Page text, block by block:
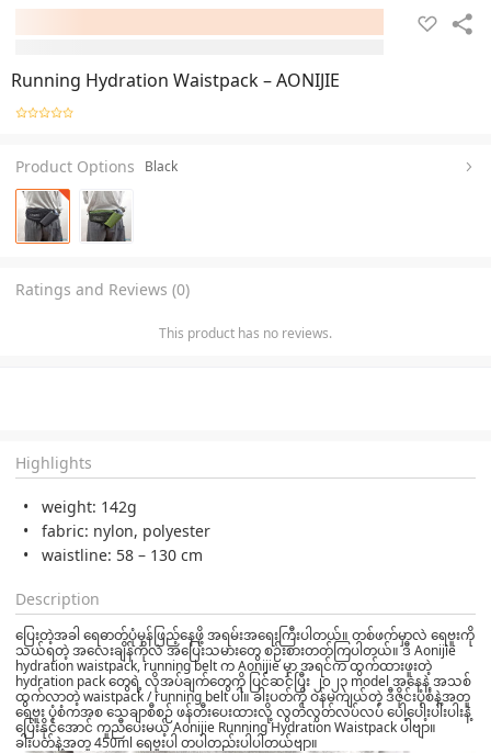
Running Hydration Waistpack – AONIJIE
Product Options Black
Ratings and Reviews (0)
This product has no reviews.
Highlights
weight: 142g
fabric: nylon, polyester
waistline: 58 – 130 cm
Description
ပြေးတဲ့အခါ ရေဓာတ်ပုံမှန်ဖြည့်နေဖို့ အရမ်းအရေးကြီးပါတယ်။ တစ်ဖက်မှာလဲ ရေဗူးကို
သယ်ရတဲ့ အလေးချိန်ကိုလဲ အပြေးသမားတွေ စဉ်းစားတတ်ကြပါတယ်။ ဒီ Aonijie
hydration waistpack, running belt က Aonijie မှာ အရင်က ထွက်ထားဖူးတဲ့
hydration pack တွေရဲ့ လိုအပ်ချက်တွေကို ပြင်ဆင်ပြီး ၂၀၂၃ model အနေနဲ့ အသစ်
ထွက်လာတဲ့ waistpack / running belt ပါ။ ခါးပတ်ကို ဝန်မကျယ်တဲ့ ဒီဇိုင်းပုံစံနဲ့အတူ
ရေဗူး ပုံစံကအစ ‌သေချာစီစဉ် ဖန်တီးပေးထားလို့ လွတ်လွတ်လပ်လပ် ပေါ့ပေါ့းပါးပါးနဲ့
ပြေးနိုင်အောင် ကူညီပေးမယ့် Aonijie Running Hydration Waistpack ပါဗျာ။
ခါးပတ်နဲ့အတူ 450ml ရေဗူးပါ တပါတည်းပါပါတယ်ဗျာ။